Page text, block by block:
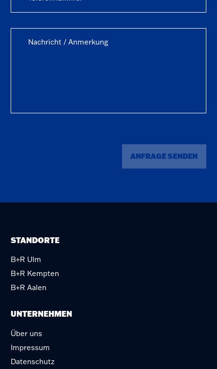
ANFRAGE SENDEN
STANDORTE
B+R Ulm
B+R Kempten
B+R Aalen
UNTERNEHMEN
Über uns
Impressum
Datenschutz